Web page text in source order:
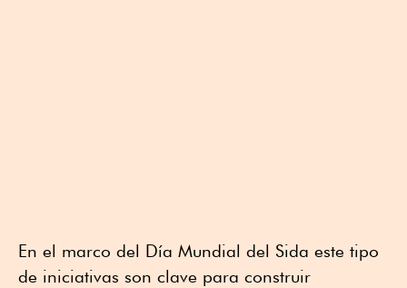
En el marco del Día Mundial del Sida este tipo
de iniciativas son clave para construir